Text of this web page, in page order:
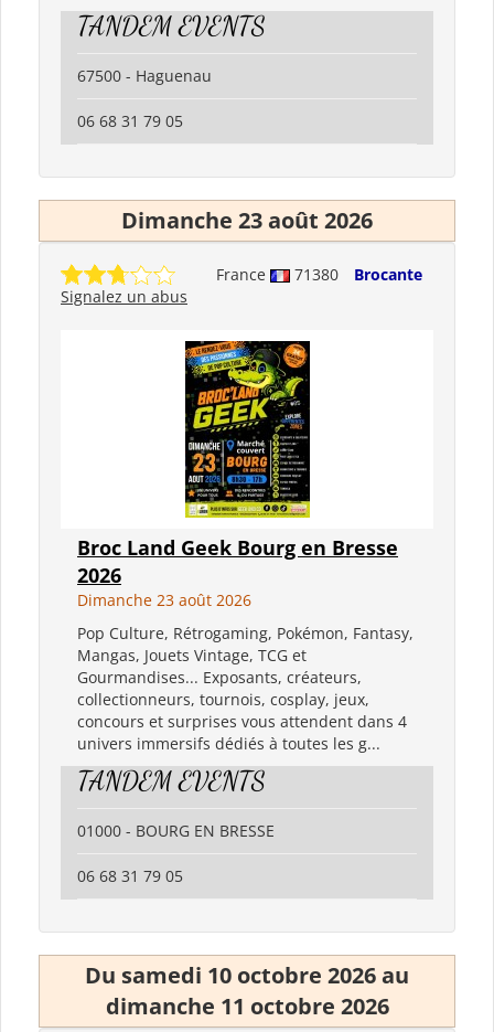
TANDEM EVENTS
67500 - Haguenau
06 68 31 79 05
Dimanche 23 août 2026
France 71380
Brocante
Signalez un abus
Broc Land Geek Bourg en Bresse
2026
Dimanche 23 août 2026
Pop Culture, Rétrogaming, Pokémon, Fantasy,
Mangas, Jouets Vintage, TCG et
Gourmandises... Exposants, créateurs,
collectionneurs, tournois, cosplay, jeux,
concours et surprises vous attendent dans 4
univers immersifs dédiés à toutes les g...
TANDEM EVENTS
01000 - BOURG EN BRESSE
06 68 31 79 05
Du samedi 10 octobre 2026 au
dimanche 11 octobre 2026